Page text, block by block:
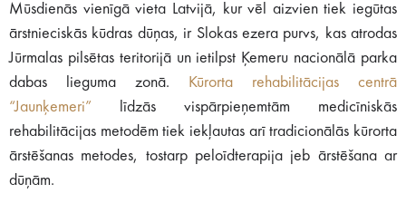
Mūsdienās vienīgā vieta Latvijā, kur vēl aizvien tiek iegūtas
ārstnieciskās kūdras dūņas, ir Slokas ezera purvs, kas atrodas
Jūrmalas pilsētas teritorijā un ietilpst Ķemeru nacionālā parka
dabas lieguma zonā.
Kūrorta rehabilitācijas centrā
“Jaunķemeri” līdzās vispārpieņemtām medicīniskās
rehabilitācijas metodēm tiek iekļautas arī tradicionālās kūrorta
ārstēšanas metodes, tostarp peloīdterapija jeb ārstēšana ar
dūņām.